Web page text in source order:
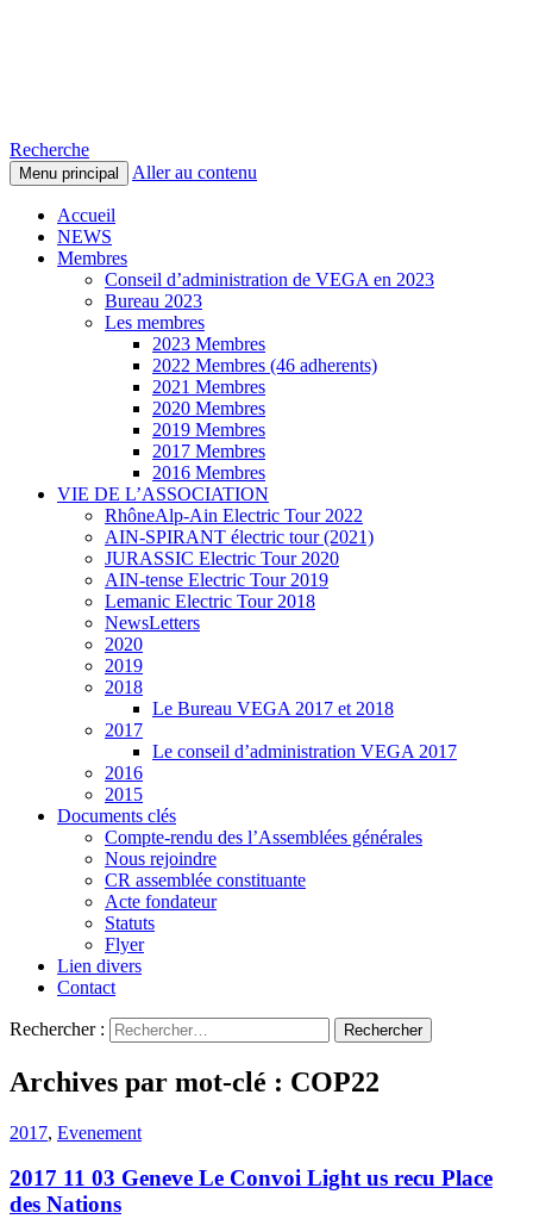
Recherche
Menu principal Aller au contenu
Accueil
NEWS
Membres
Conseil d’administration de VEGA en 2023
Bureau 2023
Les membres
2023 Membres
2022 Membres (46 adherents)
2021 Membres
2020 Membres
2019 Membres
2017 Membres
2016 Membres
VIE DE L’ASSOCIATION
RhôneAlp-Ain Electric Tour 2022
AIN-SPIRANT électric tour (2021)
JURASSIC Electric Tour 2020
AIN-tense Electric Tour 2019
Lemanic Electric Tour 2018
NewsLetters
2020
2019
2018
Le Bureau VEGA 2017 et 2018
2017
Le conseil d’administration VEGA 2017
2016
2015
Documents clés
Compte-rendu des l’Assemblées générales
Nous rejoindre
CR assemblée constituante
Acte fondateur
Statuts
Flyer
Lien divers
Contact
Rechercher :
Archives par mot-clé : COP22
2017, Evenement
2017 11 03 Geneve Le Convoi Light us recu Place
des Nations